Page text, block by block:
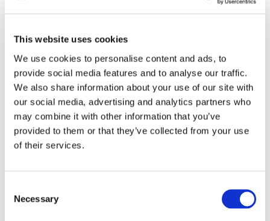
This website uses cookies
We use cookies to personalise content and ads, to
provide social media features and to analyse our traffic.
We also share information about your use of our site with
our social media, advertising and analytics partners who
may combine it with other information that you’ve
provided to them or that they’ve collected from your use
of their services.
Selection
Necessary
Relaterade produkter
-45% -45%